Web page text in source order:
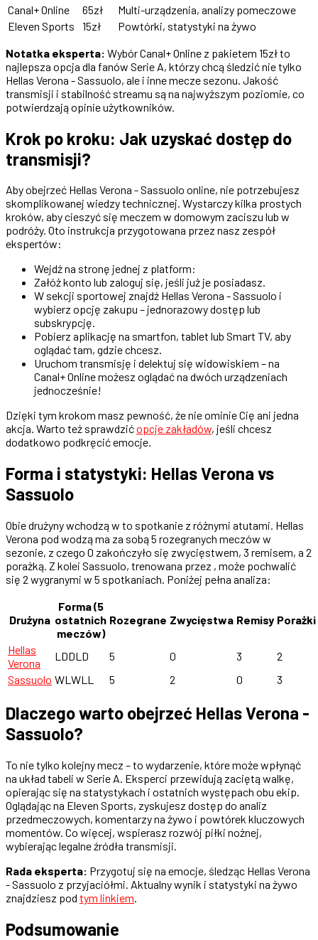
Canal+ Online 65zł
Multi-urządzenia, analizy pomeczowe
Eleven Sports
15zł
Powtórki, statystyki na żywo
Notatka eksperta: Wybór Canal+ Online z pakietem 15zł to
najlepsza opcja dla fanów Serie A, którzy chcą śledzić nie tylko
Hellas Verona - Sassuolo, ale i inne mecze sezonu. Jakość
transmisji i stabilność streamu są na najwyższym poziomie, co
potwierdzają opinie użytkowników.
Krok po kroku: Jak uzyskać dostęp do
transmisji?
Aby obejrzeć Hellas Verona - Sassuolo online, nie potrzebujesz
skomplikowanej wiedzy technicznej. Wystarczy kilka prostych
kroków, aby cieszyć się meczem w domowym zaciszu lub w
podróży. Oto instrukcja przygotowana przez nasz zespół
ekspertów:
Wejdź na stronę jednej z platform:
Załóż konto lub zaloguj się, jeśli już je posiadasz.
W sekcji sportowej znajdź Hellas Verona - Sassuolo i
wybierz opcję zakupu – jednorazowy dostęp lub
subskrypcję.
Pobierz aplikację na smartfon, tablet lub Smart TV, aby
oglądać tam, gdzie chcesz.
Uruchom transmisję i delektuj się widowiskiem – na
Canal+ Online możesz oglądać na dwóch urządzeniach
jednocześnie!
Dzięki tym krokom masz pewność, że nie ominie Cię ani jedna
akcja. Warto też sprawdzićopcje zakładów, jeśli chcesz
dodatkowo podkręcić emocje.
Forma i statystyki: Hellas Verona vs
Sassuolo
Obie drużyny wchodzą w to spotkanie z różnymi atutami. Hellas
Verona pod wodzą ma za sobą 5 rozegranych meczów w
sezonie, z czego 0 zakończyło się zwycięstwem, 3 remisem, a 2
porażką. Z kolei Sassuolo, trenowana przez , może pochwalić
się 2 wygranymi w 5 spotkaniach. Poniżej pełna analiza:
Drużyna
Forma (5
ostatnich
meczów)
Rozegrane Zwycięstwa Remisy Porażki
Hellas
Verona
LDDLD 5 0 3
2
Sassuolo WLWLL 5 2 0 3
Dlaczego warto obejrzeć Hellas Verona -
Sassuolo?
To nie tylko kolejny mecz – to wydarzenie, które może wpłynąć
na układ tabeli w Serie A. Eksperci przewidują zaciętą walkę,
opierając się na statystykach i ostatnich występach obu ekip.
Oglądając na Eleven Sports, zyskujesz dostęp do analiz
przedmeczowych, komentarzy na żywo i powtórek kluczowych
momentów. Co więcej, wspierasz rozwój piłki nożnej,
wybierając legalne źródła transmisji.
Rada eksperta: Przygotuj się na emocje, śledząc Hellas Verona
- Sassuolo z przyjaciółmi. Aktualny wynik i statystyki na żywo
znajdziesz pod tym linkiem.
Podsumowanie